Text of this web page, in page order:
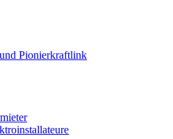
Pionierkraftlink